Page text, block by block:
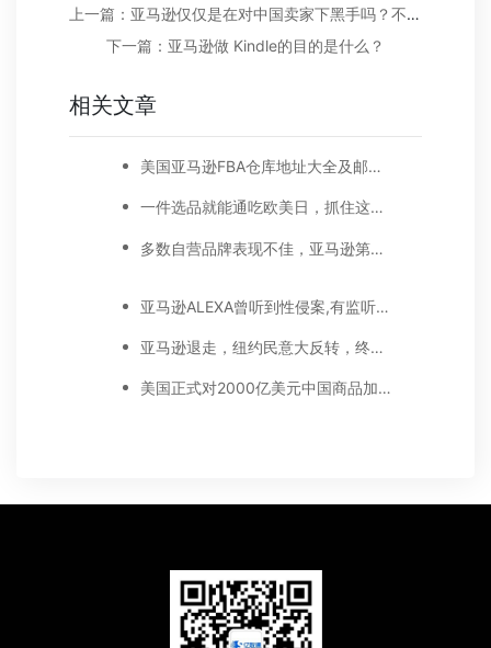
上一篇：亚马逊仅仅是在对中国卖家下黑手吗？不，它的野心远不止此
下一篇：亚马逊做 Kindle的目的是什么？
相关文章
美国亚马逊FBA仓库地址大全及邮编对应一览表
一件选品就能通吃欧美日，抓住这些亚马逊户外运动细分类目，畅销全球不是梦
多数自营品牌表现不佳，亚马逊第三方卖家机会来了！
亚马逊ALEXA曾听到性侵案,有监听人员千人，家庭住址都能摸到
亚马逊退走，纽约民意大反转，终自食其果
美国正式对2000亿美元中国商品加征25%关税，卖家如何应对？